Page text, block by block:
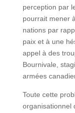
perception par
pourrait mener
nations par
paix et à une
appel à des
Bournivale,
armées
Toute cette
organisationnel